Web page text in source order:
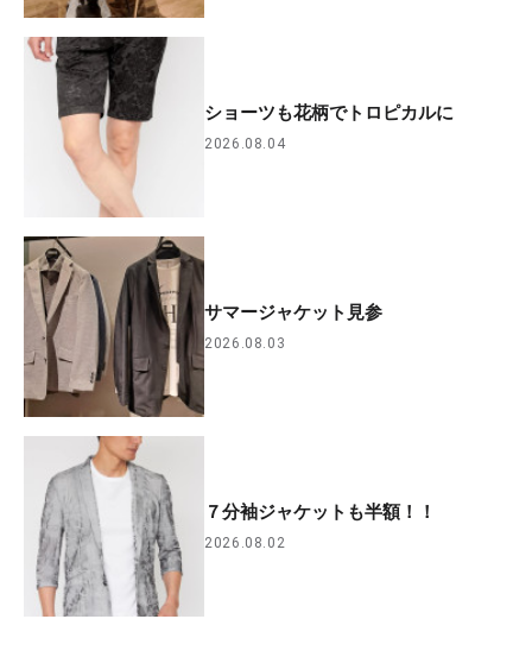
ショーツも花柄でトロピカルに
2026.08.04
サマージャケット見参
2026.08.03
７分袖ジャケットも半額！！
2026.08.02